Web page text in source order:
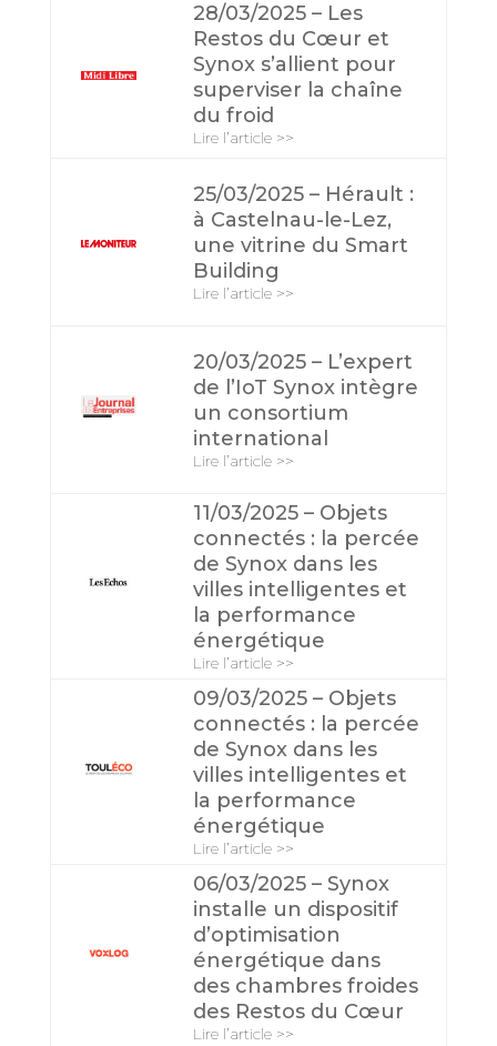
28/03/2025 – Les
Restos du Cœur et
Synox s’allient pour
superviser la chaîne
du froid
Lire l’article >>
25/03/2025 – Hérault :
à Castelnau-le-Lez,
une vitrine du Smart
Building
Lire l’article >>
20/03/2025 – L’expert
de l’IoT Synox intègre
un consortium
international
Lire l’article >>
11/03/2025 – Objets
connectés : la percée
de Synox dans les
villes intelligentes et
la performance
énergétique
Lire l’article >>
09/03/2025 – Objets
connectés : la percée
de Synox dans les
villes intelligentes et
la performance
énergétique
Lire l’article >>
06/03/2025 – Synox
installe un dispositif
d’optimisation
énergétique dans
des chambres froides
des Restos du Cœur
Lire l’article >>